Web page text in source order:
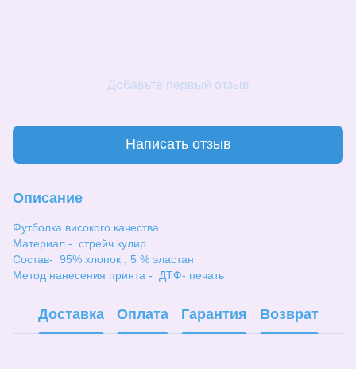
Добавьте первый отзыв
Написать отзыв
Описание
Футболка високого качества
Материал - стрейч кулир
Состав- 95% хлопок , 5 % эластан
Метод нанесения принта - ДТФ- печать
Доставка Оплата Гарантия Возврат